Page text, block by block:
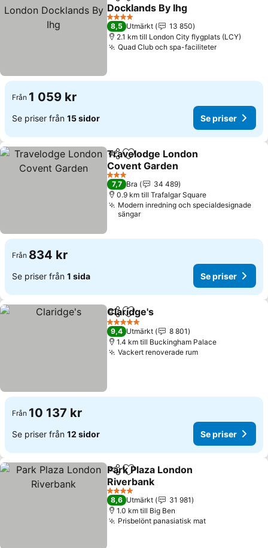
Docklands By Ihg
Se priser
4 Stjärnor
8,5 Utmärkt
13 850
2.1 km till London City flygplats (LCY)
Quad Club och spa-faciliteterSe priser
Från 1 059 kr
Se priser från 15 sidor Se priser
Dela Lägg till i Mina Favoriter
Travelodge London
Covent Garden
Se priser
3 Stjärnor
7,7 Bra
34 489
0.9 km till Trafalgar Square
Modern inredning och specialdesignade
sängar
Från 834 kr
Se priser från 1 sida Se priser
Dela Lägg till i Mina Favoriter
Claridge's
5 Stjärnor
9,4 Utmärkt
8 801
1.4 km till Buckingham Palace
Vackert renoverade rumSe priser
Från 10 137 kr
Se priser från 12 sidor Se priser
Dela Lägg till i Mina Favoriter
Park Plaza London
Riverbank
Se priser
4 Stjärnor
8,6 Utmärkt
31 981
1.0 km till Big Ben
Prisbelönt panasiatisk matSe priser